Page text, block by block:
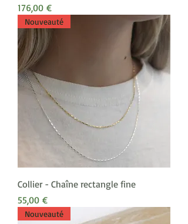
Prix
176,00 €
Nouveauté
Collier - Chaîne rectangle fine
Prix
55,00 €
Nouveauté